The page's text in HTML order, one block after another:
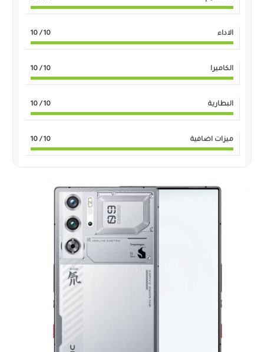
الاداء 10
/ 10
الكاميرا 10
/ 10
البطارية 10
/ 10
ميزات اضافية 10
/ 10